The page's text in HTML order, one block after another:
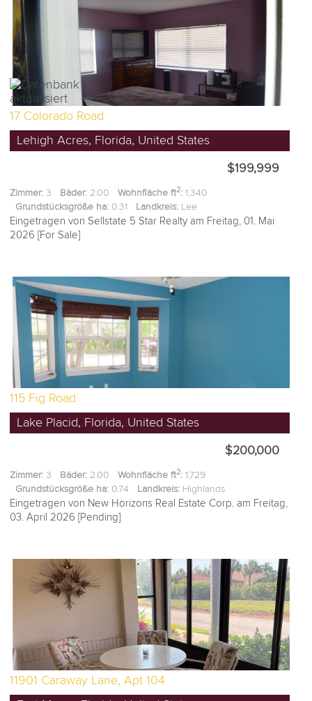
17 Colorado Road
Lehigh Acres, Florida, United States
$199,999
Zimmer: 3 Bäder: 2.00Wohnfläche ft2: 1,340
Grundstücksgröße ha: 0.31 Landkreis: Lee
Eingetragen von Sellstate 5 Star Realty am Freitag, 01. Mai
2026 [For Sale]
115 Fig Road
Lake Placid, Florida, United States
$200,000
Zimmer: 3 Bäder: 2.00Wohnfläche ft2: 1,729
Grundstücksgröße ha: 0.74 Landkreis: Highlands
Eingetragen von New Horizons Real Estate Corp. am Freitag,
03. April 2026 [Pending]
11901 Caraway Lane, Apt 104